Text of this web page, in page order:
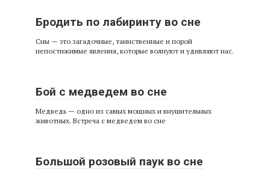
Бродить по лабиринту во сне
Сны — это загадочные, таинственные и порой
непостижимые явления, которые волнуют и удивляют нас.
Бой с медведем во сне
Медведь — одно из самых мощных и внушительных
животных. Встреча с медведем во сне
Большой розовый паук во сне